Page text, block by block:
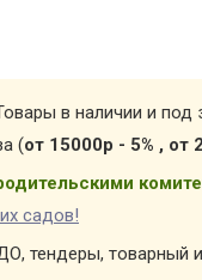
в наличии и под
(от 15000р - 5% , от
садов!
тендеры, товарный